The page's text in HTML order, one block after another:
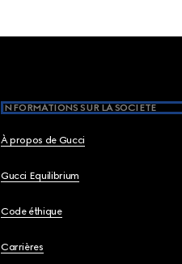
INFORMATIONS SUR LA SOCIETE
À propos de Gucci
Gucci Equilibrium
Code éthique
Carrières